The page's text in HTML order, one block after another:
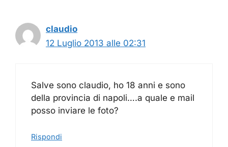
claudio
12 Luglio 2013 alle 02:31
Salve sono claudio, ho 18 anni e sono
della provincia di napoli….a quale e mail
posso inviare le foto?
Rispondi